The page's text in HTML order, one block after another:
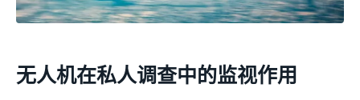
无人机在私人调查中的监视作用